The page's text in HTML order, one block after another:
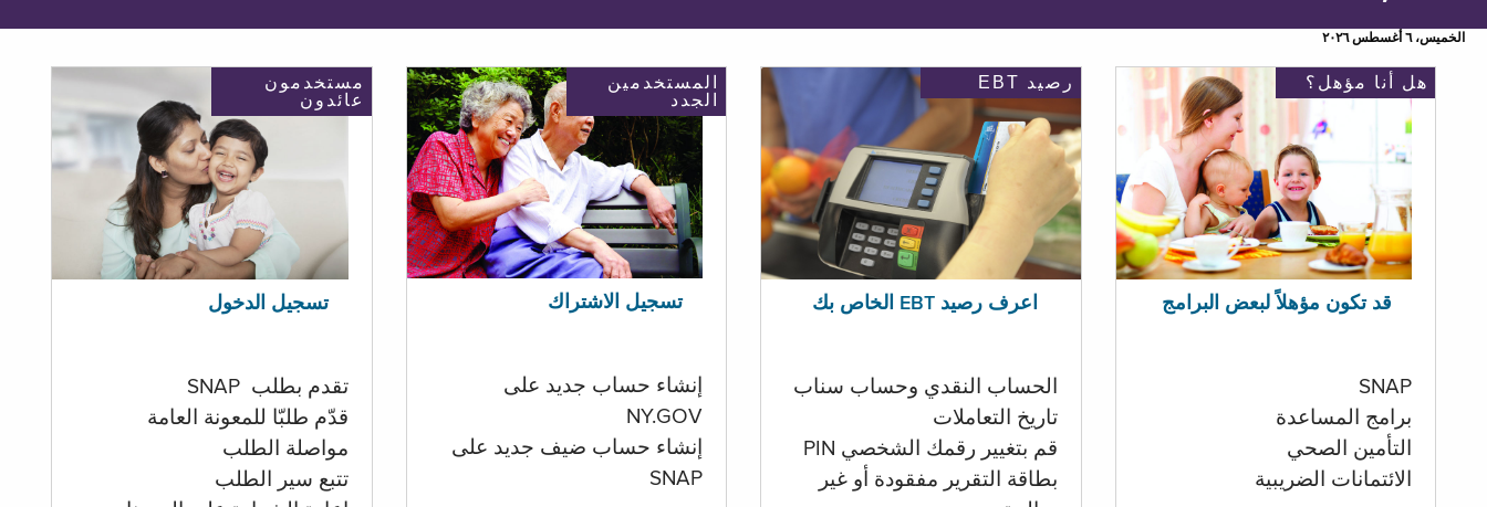
الخميس، ٦ أغسطس ٢٠٢٦
مستخدمون
عائدون
تسجيل الدخول
تقدم بطلب SNAP
قدّم طلبّا للمعونة العامة
مواصلة الطلب
تتبع سير الطلب
المستخدمين
الجدد
تسجيل الاشتراك
إنشاء حساب جديد على
NY.GOV
إنشاء حساب ضيف جديد على
SNAP
رصيد EBT
اعرف رصيد EBT الخاص بك
الحساب النقدي وحساب سناب
تاريخ التعاملات
قم بتغيير رقمك الشخصي PIN
بطاقة التقرير مفقودة أو غير
هل أنا مؤهل؟
قد تكون مؤهلاً لبعض البرامج
SNAP
برامج المساعدة
التأمين الصحي
الائتمانات الضريبية